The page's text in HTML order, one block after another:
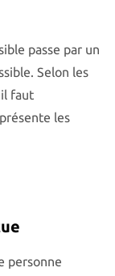
passe par un
Selon les
faut
les
personne